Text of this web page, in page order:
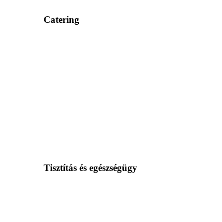
Catering
Tisztítás és egészségügy